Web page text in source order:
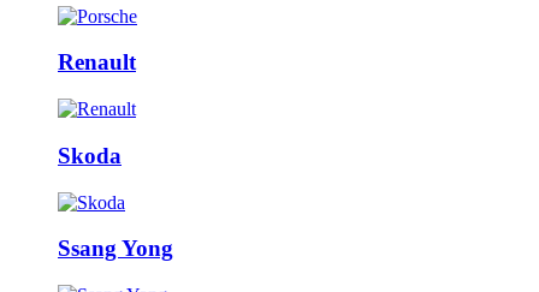
Renault
Skoda
Ssang Yong